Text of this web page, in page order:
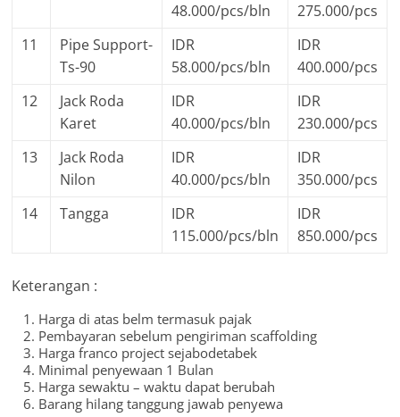
48.000/pcs/bln
275.000/pcs
11
Pipe Support-
Ts-90
IDR
58.000/pcs/bln
IDR
400.000/pcs
12
Jack Roda
Karet
IDR
40.000/pcs/bln
IDR
230.000/pcs
13
Jack Roda
Nilon
IDR
40.000/pcs/bln
IDR
350.000/pcs
14
Tangga
IDR
115.000/pcs/bln
IDR
850.000/pcs
Keterangan :
Harga di atas belm termasuk pajak
Pembayaran sebelum pengiriman scaffolding
Harga franco project sejabodetabek
Minimal penyewaan 1 Bulan
Harga sewaktu – waktu dapat berubah
Barang hilang tanggung jawab penyewa